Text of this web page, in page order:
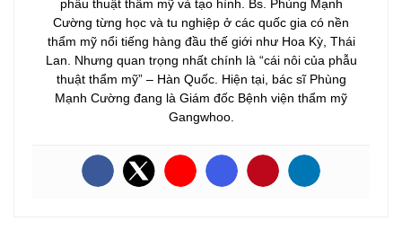
phẫu thuật thẩm mỹ và tạo hình. Bs. Phùng Mạnh
Cường từng học và tu nghiệp ở các quốc gia có nền
thẩm mỹ nổi tiếng hàng đầu thế giới như Hoa Kỳ, Thái
Lan. Nhưng quan trọng nhất chính là “cái nôi của phẫu
thuật thẩm mỹ” – Hàn Quốc. Hiện tại, bác sĩ Phùng
Mạnh Cường đang là Giám đốc Bệnh viện thẩm mỹ
Gangwhoo.